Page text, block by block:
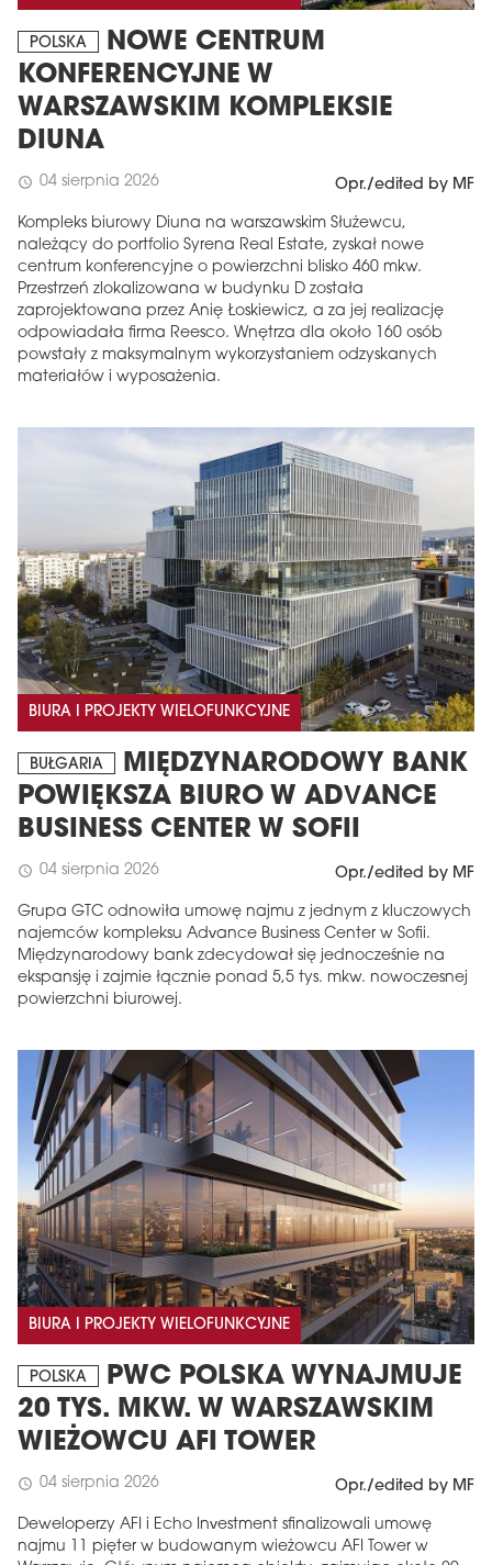
POLSKA
NOWE CENTRUM
KONFERENCYJNE W
WARSZAWSKIM KOMPLEKSIE
DIUNA
schedule 04 sierpnia 2026 Opr./edited by MF
Kompleks biurowy Diuna na warszawskim Służewcu,
należący do portfolio Syrena Real Estate, zyskał nowe
centrum konferencyjne o powierzchni blisko 460 mkw.
Przestrzeń zlokalizowana w budynku D została
zaprojektowana przez Anię Łoskiewicz, a za jej realizację
odpowiadała firma Reesco. Wnętrza dla około 160 osób
powstały z maksymalnym wykorzystaniem odzyskanych
materiałów i wyposażenia.
BIURA I PROJEKTY WIELOFUNKCYJNE
BUŁGARIA
MIĘDZYNARODOWY BANK
POWIĘKSZA BIURO W ADVANCE
BUSINESS CENTER W SOFII
schedule 04 sierpnia 2026 Opr./edited by MF
Grupa GTC odnowiła umowę najmu z jednym z kluczowych
najemców kompleksu Advance Business Center w Sofii.
Międzynarodowy bank zdecydował się jednocześnie na
ekspansję i zajmie łącznie ponad 5,5 tys. mkw. nowoczesnej
powierzchni biurowej.
BIURA I PROJEKTY WIELOFUNKCYJNE
POLSKA
PWC POLSKA WYNAJMUJE
20 TYS. MKW. W WARSZAWSKIM
WIEŻOWCU AFI TOWER
schedule 04 sierpnia 2026 Opr./edited by MF
Deweloperzy AFI i Echo Investment sfinalizowali umowę
najmu 11 pięter w budowanym wieżowcu AFI Tower w